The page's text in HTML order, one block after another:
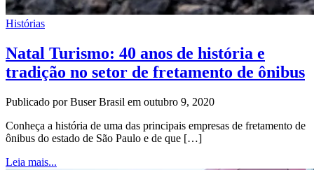
Histórias
Natal Turismo: 40 anos de história e
tradição no setor de fretamento de ônibus
Publicado por Buser Brasil em outubro 9, 2020
Conheça a história de uma das principais empresas de fretamento de
ônibus do estado de São Paulo e de que […]
Leia mais...